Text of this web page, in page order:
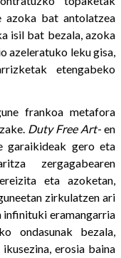
azoka bat antolatzea
isil bat bezala, azoka
azeleratuko leku gisa,
etengabeko
frankoa metafora
Duty Free Art- en
garaikideak gero eta
zergagabearen
eta azoketan,
zirkulatzen ari
infinituki eramangarria
ondasunak bezala,
erosia baina